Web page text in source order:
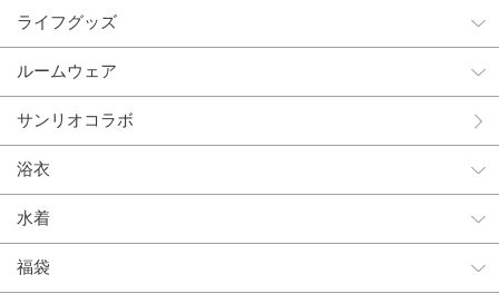
ライフグッズ
ルームウェア
サンリオコラボ
浴衣
水着
福袋